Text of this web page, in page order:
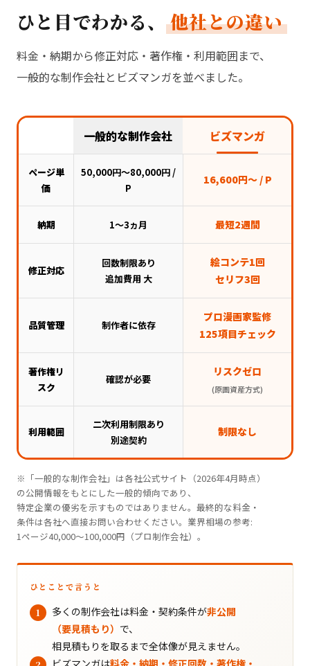
ひと目でわかる、他社との違い
料金・納期から修正対応・著作権・利用範囲まで、
一般的な制作会社とビズマンガを並べました。
一般的な制作会社 ビズマンガ
ページ単
価
50,000円〜80,000円 /
P
16,600円〜 / P
納期 1〜3ヵ月 最短2週間
修正対応
回数制限あり
追加費用 大
絵コンテ1回
セリフ3回
品質管理 制作者に依存
プロ漫画家監修
125項目チェック
著作権リ
スク
確認が必要
リスクゼロ
(原画資産方式)
利用範囲
二次利用制限あり
別途契約
制限なし
※「一般的な制作会社」は各社公式サイト（2026年4月時点）
の公開情報をもとにした一般的傾向であり、
特定企業の優劣を示すものではありません。最終的な料金・
条件は各社へ直接お問い合わせください。業界相場の参考:
1ページ40,000〜100,000円（プロ制作会社）。
ひとことで言うと
多くの制作会社は料金・契約条件が非公開
（要見積もり） で、
相見積もりを取るまで全体像が見えません。